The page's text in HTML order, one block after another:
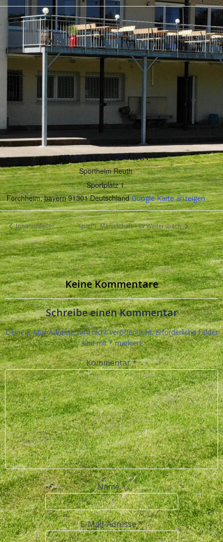
VERANSTALTUNGSORT
Sportheim Reuth
Sportplatz 1
Forchheim, bayern 91301 Deutschland Google Karte anzeigen
Johannisfeuer Spiel 1. Mannschaft – SV Weilersbach
Keine Kommentare
Schreibe einen Kommentar
Deine E-Mail-Adresse wird nicht veröffentlicht. Erforderliche Felder
sind mit*markiert
Kommentar*
Name*
E-Mail-Adresse*